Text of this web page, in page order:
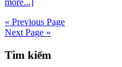
more...]
bài
Thời
Văn
« Previous Page
Next Page »
Primary
Tìm kiếm